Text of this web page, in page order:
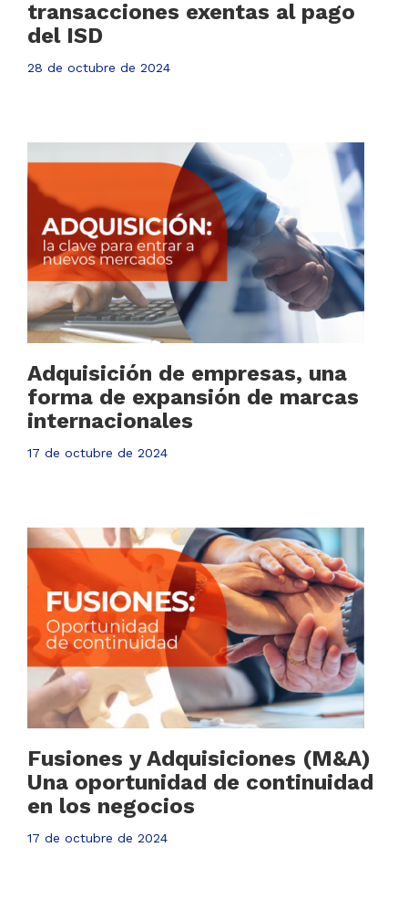
transacciones exentas al pago
del ISD
28 de octubre de 2024
Adquisición de empresas, una
forma de expansión de marcas
internacionales
17 de octubre de 2024
Fusiones y Adquisiciones (M&A)
Una oportunidad de continuidad
en los negocios
17 de octubre de 2024